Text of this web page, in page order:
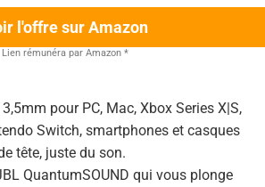
l'offre sur Amazon
Lien rémunéra par Amazon *
pour PC, Mac, Xbox Series X|S,
Switch, smartphones et casques
tête, juste du son.
QuantumSOUND qui vous plonge